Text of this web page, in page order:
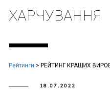
ХАРЧУВАННЯ
Рейтинги > РЕЙТИНГ КРАЩИХ
18.07.2022